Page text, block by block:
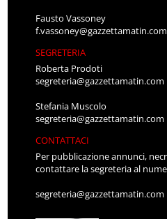
Fausto Vassoney
f.vassoney@gazzettamatin.com
SEGRETERIA
Roberta Prodoti
segreteria@gazzettamatin.com
Stefania Muscolo
segreteria@gazzettamatin.com
CONTATTACI
Per pubblicazione annunci,
contattare la segreteria al
segreteria@gazzettamatin.com